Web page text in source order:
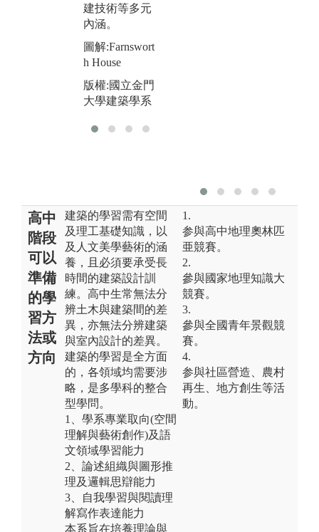
建技術等多元
內涵。
圖解:Farnswort
h House
版權:國立金門
大學建築學系
高中
階段
可以
準備
的學
習方
法或
方向
建築的學習需有空間
及理工基礎知識，以
及人文美學藝術的涵
養，且必須要承受長
時間的建築設計訓
練。高中生常無法分
辨土木與建築間的差
異，亦無法分辨建築
與室內設計的差異。
建築的學習是全方面
的，各領域均需要涉
略，是多學科的整合
型學問。
1、學系專業取向(空間
理解與藝術創作)及語
文領域學習能力
2、論述組織與圖形推
理及邏輯思辯能力
3、自我學習與閱讀理
解寫作表達能力
本系旨在培養理論與
1.
参與高中地理奧林匹
亜競賽。
2.
參與國家地理知識大
競賽。
3.
參與全國青年景觀競
賽。
4.
参與社區營造、農村
再生、地方創生等活
動。